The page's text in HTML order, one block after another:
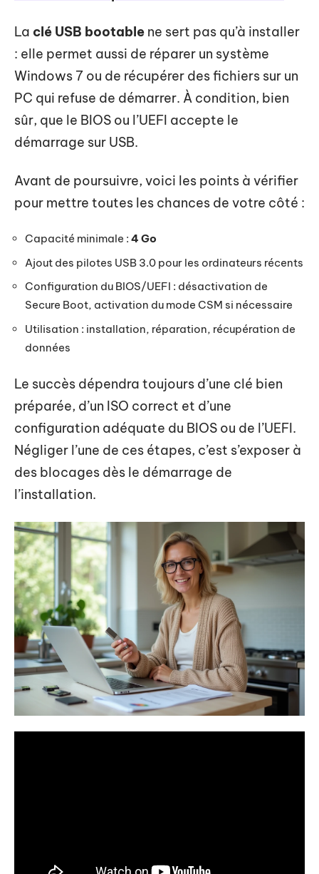
La clé USB bootable ne sert pas qu’à installer
: elle permet aussi de réparer un système
Windows 7 ou de récupérer des fichiers sur un
PC qui refuse de démarrer. À condition, bien
sûr, que le BIOS ou l’UEFI accepte le
démarrage sur USB.
Avant de poursuivre, voici les points à vérifier
pour mettre toutes les chances de votre côté :
Capacité minimale : 4 Go
Ajout des pilotes USB 3.0 pour les ordinateurs récents
Configuration du BIOS/UEFI : désactivation de
Secure Boot, activation du mode CSM si nécessaire
Utilisation : installation, réparation, récupération de
données
Le succès dépendra toujours d’une clé bien
préparée, d’un ISO correct et d’une
configuration adéquate du BIOS ou de l’UEFI.
Négliger l’une de ces étapes, c’est s’exposer à
des blocages dès le démarrage de
l’installation.